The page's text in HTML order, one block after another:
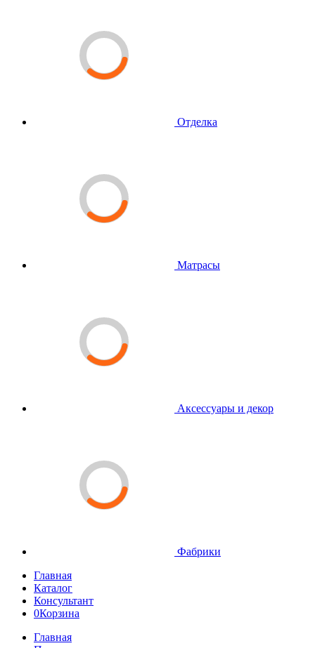
Отделка
Матрасы
Аксессуары и декор
Фабрики
Главная
Каталог
Консультант
0Корзина
Главная